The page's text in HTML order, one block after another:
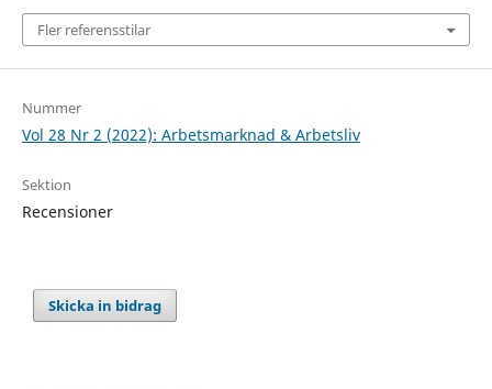
Fler referensstilar
Nummer
Vol 28 Nr 2 (2022): Arbetsmarknad & Arbetsliv
Sektion
Recensioner
Skicka in bidrag